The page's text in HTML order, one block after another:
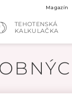
TEHOTENSKÁ
KALKULAČKA
Magazín